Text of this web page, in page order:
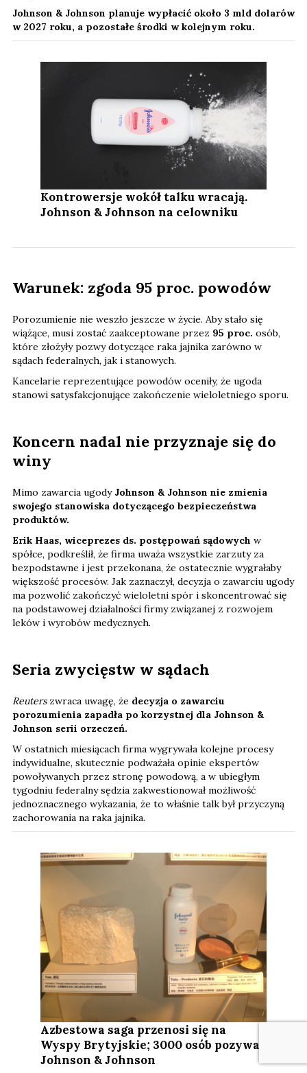
Johnson & Johnson planuje wypłacić około 3 mld dolarów
w 2027 roku, a pozostałe środki w kolejnym roku.
Kontrowersje wokół talku wracają.
Johnson & Johnson na celowniku
Warunek: zgoda 95 proc. powodów
Porozumienie nie weszło jeszcze w życie. Aby stało się
wiążące, musi zostać zaakceptowane przez 95 proc. osób,
które złożyły pozwy dotyczące raka jajnika zarówno w
sądach federalnych, jak i stanowych.
Kancelarie reprezentujące powodów oceniły, że ugoda
stanowi satysfakcjonujące zakończenie wieloletniego sporu.
Koncern nadal nie przyznaje się do
winy
Mimo zawarcia ugody Johnson & Johnson nie zmienia
swojego stanowiska dotyczącego bezpieczeństwa
produktów.
Erik Haas, wiceprezes ds. postępowań sądowych w
spółce, podkreślił, że firma uważa wszystkie zarzuty za
bezpodstawne i jest przekonana, że ostatecznie wygrałaby
większość procesów. Jak zaznaczył, decyzja o zawarciu ugody
ma pozwolić zakończyć wieloletni spór i skoncentrować się
na podstawowej działalności firmy związanej z rozwojem
leków i wyrobów medycznych.
Seria zwycięstw w sądach
Reuters zwraca uwagę, że decyzja o zawarciu
porozumienia zapadła po korzystnej dla Johnson &
Johnson serii orzeczeń.
W ostatnich miesiącach firma wygrywała kolejne procesy
indywidualne, skutecznie podważała opinie ekspertów
powoływanych przez stronę powodową, a w ubiegłym
tygodniu federalny sędzia zakwestionował możliwość
jednoznacznego wykazania, że to właśnie talk był przyczyną
zachorowania na raka jajnika.
Azbestowa saga przenosi się na
Wyspy Brytyjskie; 3000 osób pozywa
Johnson & Johnson